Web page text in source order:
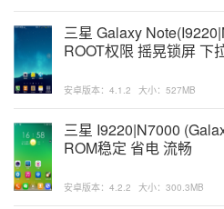
三星 Galaxy
ROOT权限 摇晃锁屏 下
安卓版本：4.1.2 大小：527MB
三星 I9220|N7000
ROM稳定 省电 流畅
安卓版本：4.2.2 大小：300.3MB